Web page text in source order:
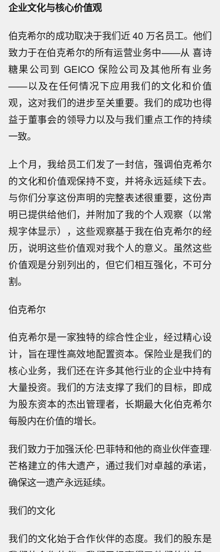
企业文化与核心价值观
伯克希尔的成功取决于我们近 40 万名员工。他们
致力于在伯克希尔的所有运营业务中——从 喜诗
糖果公司到 GEICO 保险公司及其他所有业务
——以及在任何情况下应用我们的文化和价值
观，这对我们的进步至关重要。我们的成功也得
益于董事会的领导力以及与我们重点工作的持续
一致。
上个月，我给员工们发了一封信，强调伯克希尔
的文化和价值观保持不变，并将永远延续下去。
与你们分享这份声明的完整表述很重要，这份声
明已提供给他们，并附加了我的个人观察（以常
规字体显示），这些观察基于我在伯克希尔的经
历，说明这些价值观对我个人的意义。虽然这些
价值观是分别列出的，但它们相互强化，不可分
割。
伯克希尔
伯克希尔是一家独特的综合性企业，经过精心设
计，旨在理性高效地配置资本。保险业是我们的
核心业务，我们还在许多其他行业的企业中持有
大量投资。我们的方法支撑了我们的目标，即成
为股东资本的杰出管理者，长期最大化伯克希尔
每股内在价值的增长。
我们致力于加强沃伦·巴菲特和他的商业伙伴查理·
芒格建立的伟大遗产，通过我们对卓越的承诺，
确保这一遗产永远延续。
我们的文化
我们的文化始于合作伙伴的态度。我们的股东是